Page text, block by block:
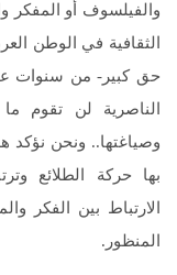
والفيلسوف أو المفكر
الثقافية في الوطن
حق كبير- من سنوات
الناصرية لن تقوم
وصياغتها.. ونحن نؤكد
بها حركة الطلائع
الارتباط بين الفكر
المنظور.